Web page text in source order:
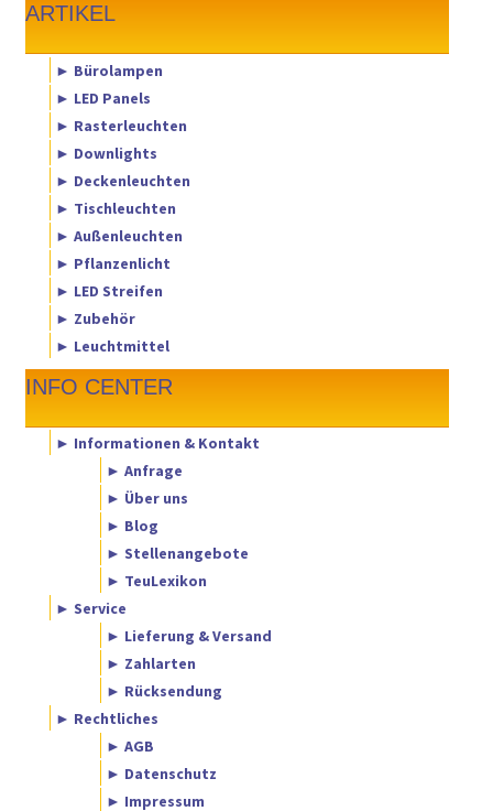
ARTIKEL
► Bürolampen
► LED Panels
► Rasterleuchten
► Downlights
► Deckenleuchten
► Tischleuchten
► Außenleuchten
► Pflanzenlicht
► LED Streifen
► Zubehör
► Leuchtmittel
INFO CENTER
► Informationen & Kontakt
► Anfrage
► Über uns
► Blog
► Stellenangebote
► TeuLexikon
► Service
► Lieferung & Versand
► Zahlarten
► Rücksendung
► Rechtliches
► AGB
► Datenschutz
► Impressum